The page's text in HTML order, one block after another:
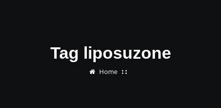
Tag liposuzone
Home